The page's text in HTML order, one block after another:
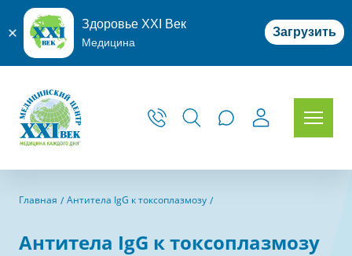
Здоровье XXI Век
Медицина
Загрузить
Главная Антитела IgG к токсоплазмозу
Антитела IgG к токсоплазмозу